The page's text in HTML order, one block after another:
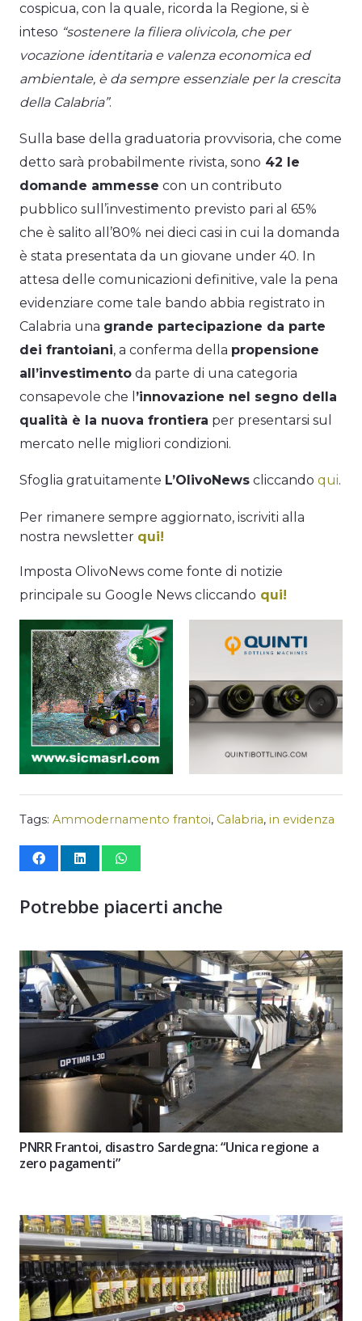
cospicua, con la quale, ricorda la Regione, si è
inteso “sostenere la filiera olivicola, che per
vocazione identitaria e valenza economica ed
ambientale, è da sempre essenziale per la crescita
della Calabria”.
Sulla base della graduatoria provvisoria, che come
detto sarà probabilmente rivista, sono 42 le
domande ammesse con un contributo
pubblico sull’investimento previsto pari al 65%
che è salito all’80% nei dieci casi in cui la domanda
è stata presentata da un giovane under 40. In
attesa delle comunicazioni definitive, vale la pena
evidenziare come tale bando abbia registrato in
Calabria una grande partecipazione da parte
dei frantoiani, a conferma della propensione
all’investimento da parte di una categoria
consapevole che l ’innovazione nel segno della
qualità è la nuova frontiera per presentarsi sul
mercato nelle migliori condizioni.
Sfoglia gratuitamente L’OlivoNews cliccando qui.
Per rimanere sempre aggiornato, iscriviti alla
nostra newsletter qui!
Imposta OlivoNews come fonte di notizie
principale su Google News cliccando qui!
Tags: Ammodernamento frantoi, Calabria, in evidenza
Potrebbe piacerti anche
PNRR Frantoi, disastro Sardegna: “Unica regione a
zero pagamenti”